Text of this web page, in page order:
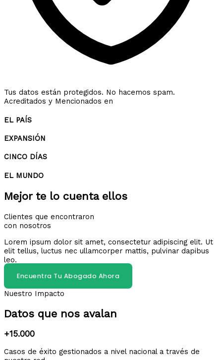
Tus datos están protegidos. No hacemos spam.
Acreditados y Mencionados en
EL PAÍS
EXPANSIÓN
CINCO DÍAS
EL MUNDO
Mejor te lo cuenta ellos
Clientes que encontraron
con nosotros
Lorem ipsum dolor sit amet, consectetur adipiscing elit. Ut
elit tellus, luctus nec ullamcorper mattis, pulvinar dapibus
leo.
Encuentra Tu Abogado Ahora
Nuestro Impacto
Datos que nos avalan
+15.000
Casos de éxito gestionados a nivel nacional a través de